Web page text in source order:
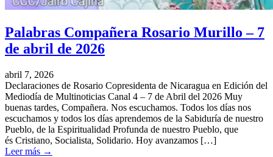
Palabras Compañera Rosario Murillo – 7
de abril de 2026
abril 7, 2026
Declaraciones de Rosario Copresidenta de Nicaragua en Edición del
Mediodía de Multinoticias Canal 4 – 7 de Abril del 2026 Muy
buenas tardes, Compañera. Nos escuchamos. Todos los días nos
escuchamos y todos los días aprendemos de la Sabiduría de nuestro
Pueblo, de la Espiritualidad Profunda de nuestro Pueblo, que
és Cristiano, Socialista, Solidario. Hoy avanzamos […]
Leer más →